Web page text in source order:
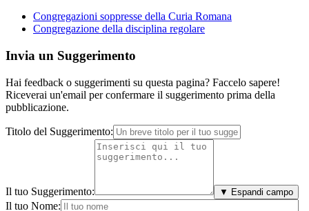
Congregazioni soppresse della Curia Romana
Congregazione della disciplina regolare
Invia un Suggerimento
Hai feedback o suggerimenti su questa pagina? Faccelo sapere!
Riceverai un'email per confermare il suggerimento prima della
pubblicazione.
Titolo del Suggerimento:
Il tuo Suggerimento: ▼ Espandi campo
Il tuo Nome: